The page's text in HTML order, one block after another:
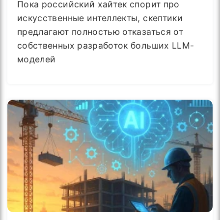
Пока российский хайтек спорит про
искусственные интеллекты, скептики
предлагают полностью отказаться от
собственных разработок больших LLM-
моделей